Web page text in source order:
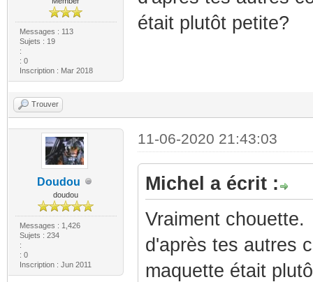
Messages : 113
Sujets : 19
:
: 0
Inscription : Mar 2018
était plutôt petite?
Trouver
Doudou
doudou
Messages : 1,426
Sujets : 234
:
: 0
Inscription : Jun 2011
11-06-2020 21:43:03
Michel a écrit :
Vraiment chouette.
d'après tes autres
maquette était